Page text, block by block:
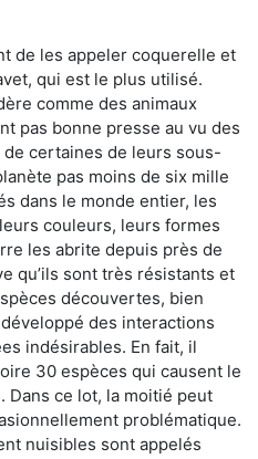
de les appeler coquerelle et
qui est le plus utilisé.
comme des animaux
pas bonne presse au vu des
certaines de leurs sous-
pas moins de six mille
dans le monde entier, les
couleurs, leurs formes
les abrite depuis près de
qu’ils sont très résistants et
découvertes, bien
des interactions
indésirables. En fait, il
30 espèces qui causent le
Dans ce lot, la moitié peut
problématique.
nuisibles sont appelés